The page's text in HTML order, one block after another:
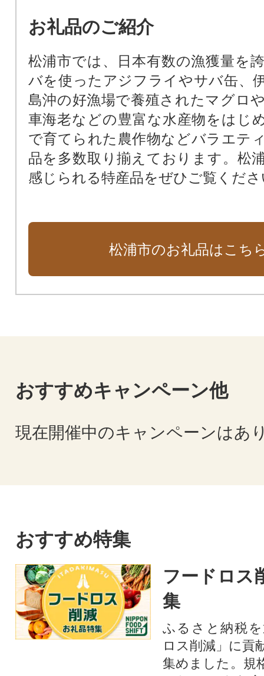
と」きらり事業）
ち」きらり事業）
市民の足である松浦鉄道の支援事
「まち」きらり事業）
鷹島海底遺跡の調査研究・保存・
つうら「まち」きらり事業）
指定なし（市長におまかせ）
お礼品のご紹介
松浦市では、日本有数の漁獲量を
バを使ったアジフライやサバ缶、
島沖の好漁場で養殖されたマグロ
車海老などの豊富な水産物をはじ
で育てられた農作物などバラエテ
品を多数取り揃えております。松
感じられる特産品をぜひご覧くだ
松浦市のお礼品はこち
おすすめキャンペーン他
現在開催中のキャンペーンはあ
おすすめ特集
フードロス
集
ふるさと納税
ロス削減」に貢
集めました。規